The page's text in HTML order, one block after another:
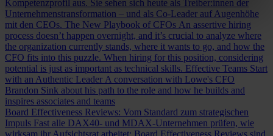
Kompetenzprofil aus. Sie sehen sich heute als Treiber:innen der
Unternehmenstransformation – und als Co-Leader auf Augenhöhe
mit den CEOs. The New Playbook of CFOs An assertive hiring
process doesn’t happen overnight, and it’s crucial to analyze where
the organization currently stands, where it wants to go, and how the
CFO fits into this puzzle. When hiring for this position, considering
potential is just as important as technical skills. Effective Teams Start
with an Authentic Leader A conversation with Lowe's CFO
Brandon Sink about his path to the role and how he builds and
inspires associates and teams
Board Effectiveness Reviews: Vom Standard zum strategischen
Impuls Fast alle DAX40- und MDAX-Unternehmen prüfen, wie
wirksam ihr Aufsichtsrat arbeitet; Board Effectiveness Reviews sind